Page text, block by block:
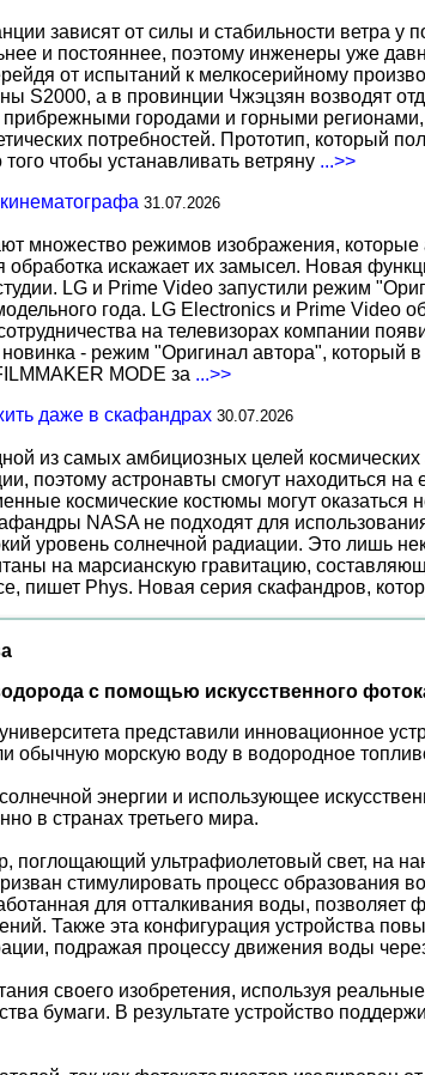
зависят от силы и стабильности ветра
и постояннее, поэтому инженеры уже
от испытаний к мелкосерийному
S2000, а в провинции Чжэцзян возводят
городами и горными
потребностей. Прототип, который
чтобы устанавливать ветряну ...>>
31.07.2026
множество режимов изображения, которые
обработка искажает их замысел. Новая
LG и Prime Video запустили режим
года. LG Electronics и Prime
на телевизорах компании
- режим "Оригинал автора", который
MODE за ...>>
даже в скафандрах 30.07.2026
из самых амбициозных целей
поэтому астронавты смогут находиться
космические костюмы могут
NASA не подходят для
уровень солнечной радиации. Это лишь
на марсианскую гравитацию,
пишет Phys. Новая серия скафандров,
с помощью искусственного
представили инновационное
обычную морскую воду в водородное
энергии и использующее
в странах третьего мира.
поглощающий ультрафиолетовый свет, на
стимулировать процесс образования
для отталкивания воды,
Также эта конфигурация устройства
подражая процессу движения воды
своего изобретения, используя
бумаги. В результате устройство